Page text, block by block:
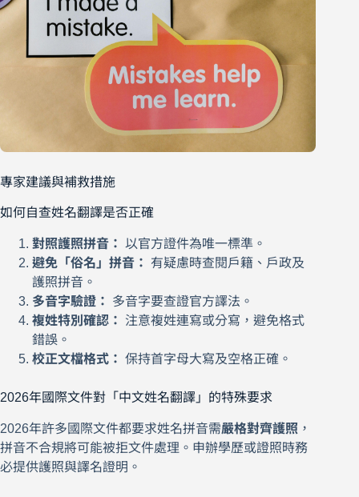
專家建議與補救措施
如何自查姓名翻譯是否正確
對照護照拼音： 以官方證件為唯一標準。
避免「俗名」拼音：
有疑慮時查閱戶籍、戶政及
護照拼音。
多音字驗證：
多音字要查證官方譯法。
複姓特別確認：
注意複姓連寫或分寫，避免格式
錯誤。
校正文檔格式： 保持首字母大寫及空格正確。
2026年國際文件對「中文姓名翻譯」的特殊要求
2026年許多國際文件都要求姓名拼音需嚴格對齊護照 ，
拼音不合規將可能被拒文件處理。申辦學歷或證照時務
必提供護照與譯名證明。